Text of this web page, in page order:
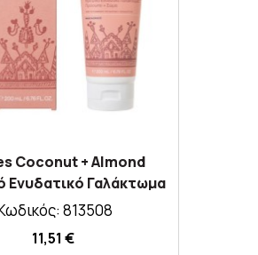
Coconut + Almond
Ενυδατικό Γαλάκτωμα
& Σώμα 200ml
813508
11,51 €